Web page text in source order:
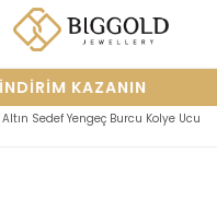
KAZANIN
Altın Sedef Yengeç Burcu Kolye Ucu